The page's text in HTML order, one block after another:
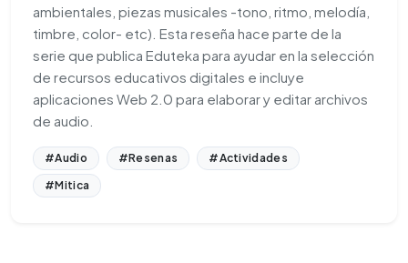
ambientales, piezas musicales -tono, ritmo, melodía,
timbre, color- etc). Esta reseña hace parte de la
serie que publica Eduteka para ayudar en la selección
de recursos educativos digitales e incluye
aplicaciones Web 2.0 para elaborar y editar archivos
de audio.
#Audio #Resenas
#Actividades
#Mitica